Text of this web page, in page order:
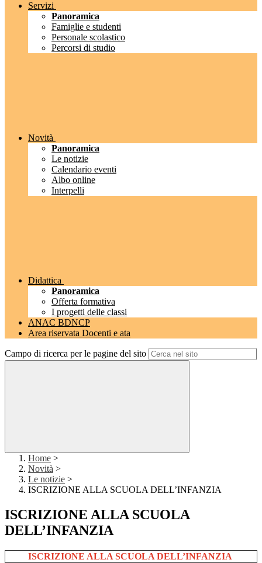
Servizi
Panoramica
Famiglie e studenti
Personale scolastico
Percorsi di studio
Novità
Panoramica
Le notizie
Calendario eventi
Albo online
Interpelli
Didattica
Panoramica
Offerta formativa
I progetti delle classi
ANAC BDNCP
Area riservata Docenti e ata
Campo di ricerca per le pagine del sito
Home >
Novità >
Le notizie >
ISCRIZIONE ALLA SCUOLA DELL’INFANZIA
ISCRIZIONE ALLA SCUOLA
DELL’INFANZIA
ISCRIZIONE ALLA SCUOLA DELL’INFANZIA